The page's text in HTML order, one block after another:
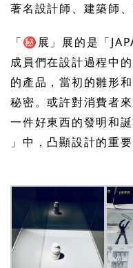
著名設計師、建築師、
「㊙展」展的是「
成員們在設計過程中
的產品，當初的雛形
秘密。或許對消費者
一件好東西的發明和
」中，凸顯設計的重要